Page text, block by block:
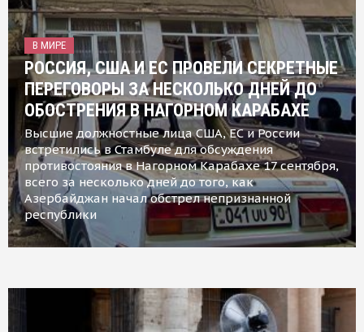
В МИРЕ
РОССИЯ, США И ЕС ПРОВЕЛИ СЕКРЕТНЫЕ
ПЕРЕГОВОРЫ ЗА НЕСКОЛЬКО ДНЕЙ ДО
ОБОСТРЕНИЯ В НАГОРНОМ КАРАБАХЕ
Высшие должностные лица США, ЕС и России
встретились в Стамбуле для обсуждения
противостояния в Нагорном Карабахе 17 сентября,
всего за несколько дней до того, как
Азербайджан начал обстрел непризнанной
республики